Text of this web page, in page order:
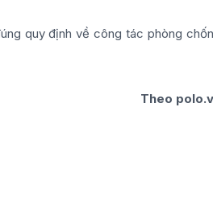
quy định về công tác phòng
Theo